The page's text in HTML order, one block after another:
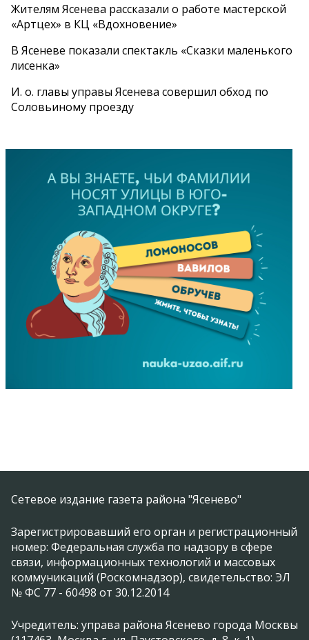
Жителям Ясенева рассказали о работе мастерской
«Артцех» в КЦ «Вдохновение»
В Ясеневе показали спектакль «Сказки маленького
лисенка»
И. о. главы управы Ясенева совершил обход по
Соловьиному проезду
Сетевое издание газета района "Ясенево"
Зарегистрировавший его орган и регистрационный
номер: Федеральная служба по надзору в сфере
связи, информационных технологий и массовых
коммуникаций (Роскомнадзор), свидетельство: ЭЛ
№ ФС 77 - 60498 от 30.12.2014
Учредитель: управа района Ясенево города Москвы